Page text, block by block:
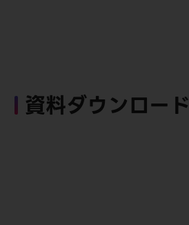
資料ダウンロード